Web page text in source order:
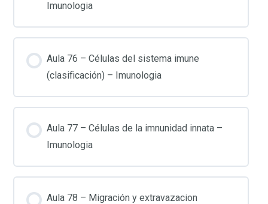
Imunologia
Aula 76 – Células del sistema imune
(clasificación) – Imunologia
Aula 77 – Células de la imnunidad innata –
Imunologia
Aula 78 – Migración y extravazacion